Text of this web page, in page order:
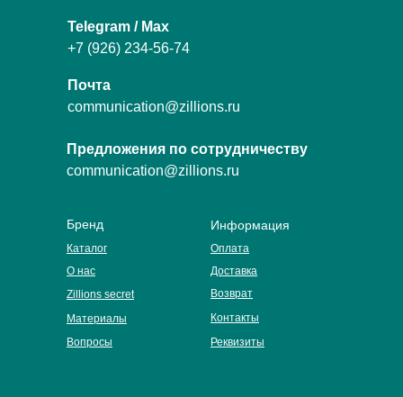
Предложения по сотрудничеству
communication@zillions.ru
Почта
communication@zillions.ru
Контакты
Вопросы
Материалы
О нас
Zillions secret
Возврат
Доставка
Оплата
Реквизиты
Информация
Бренд
Каталог
Telegram / Max
+7 (926) 234-56-74